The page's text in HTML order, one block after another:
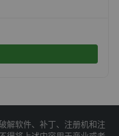
解软件、补丁、注册机和注